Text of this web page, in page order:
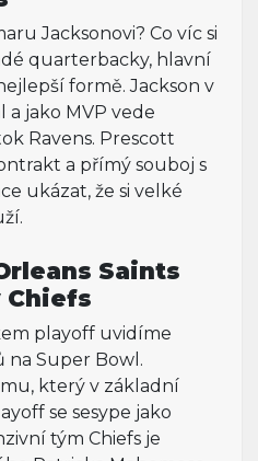
Jacksonovi? Co víc si
quarterbacky, hlavní
formě. Jackson v
a jako MVP vede
Ravens. Prescott
a přímý souboj s
ukázat, že si velké
Saints
Chiefs
playoff uvidíme
na Super Bowl.
který v základní
se sesype jako
tým Chiefs je